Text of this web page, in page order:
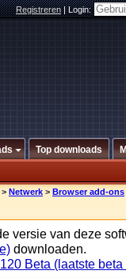
Registreren|Login:
Top downloads
> Netwerk > Browser add-ons
versie van deze
downloaden.
Beta (laatste